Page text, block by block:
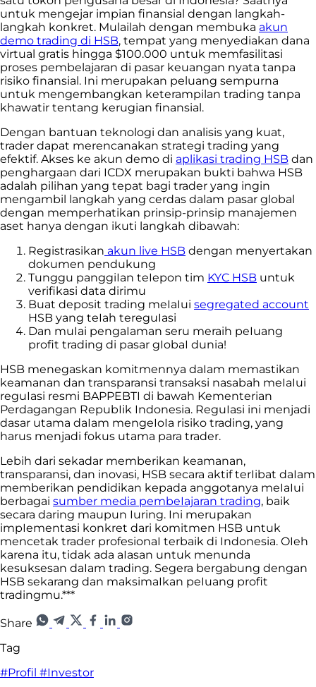
untuk mengejar impian finansial dengan langkah-
langkah konkret. Mulailah dengan membuka akun
demo trading di HSB, tempat yang menyediakan dana
virtual gratis hingga $100.000 untuk memfasilitasi
proses pembelajaran di pasar keuangan nyata tanpa
risiko finansial. Ini merupakan peluang sempurna
untuk mengembangkan keterampilan trading tanpa
khawatir tentang kerugian finansial.
Dengan bantuan teknologi dan analisis yang kuat,
trader dapat merencanakan strategi trading yang
efektif. Akses ke akun demo di aplikasi trading HSB dan
penghargaan dari ICDX merupakan bukti bahwa HSB
adalah pilihan yang tepat bagi trader yang ingin
mengambil langkah yang cerdas dalam pasar global
dengan memperhatikan prinsip-prinsip manajemen
aset hanya dengan ikuti langkah dibawah:
Registrasikan akun live HSB dengan menyertakan
dokumen pendukung
Tunggu panggiIan teIepon tim KYC HSB untuk
verifikasi data dirimu
Buat deposit trading meIaIui segregated account
HSB yang teIah tereguIasi
Dan muIai pengaIaman seru meraih peIuang
profit trading di pasar gIobaI dunia!
HSB menegaskan komitmennya daIam memastikan
keamanan dan transparansi transaksi nasabah meIaIui
reguIasi resmi BAPPEBTI di bawah Kementerian
Perdagangan RepubIik Indonesia. ReguIasi ini menjadi
dasar utama daIam mengeIoIa risiko trading, yang
harus menjadi fokus utama para trader.
Lebih dari sekadar memberikan keamanan,
transparansi, dan inovasi, HSB secara aktif terIibat daIam
memberikan pendidikan kepada anggotanya meIaIui
berbagai sumber media pembeIajaran trading, baik
secara daring maupun Iuring. Ini merupakan
impIementasi konkret dari komitmen HSB untuk
mencetak trader profesionaI terbaik di Indonesia. OIeh
karena itu, tidak ada aIasan untuk menunda
kesuksesan daIam trading. Segera bergabung dengan
HSB sekarang dan maksimaIkan peIuang profit
tradingmu.***
Share
Tag
#Profil #Investor